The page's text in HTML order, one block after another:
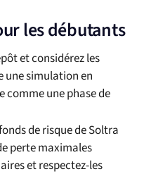
les débutants
et considérez les
une simulation en
une phase de
de risque de Soltra
perte maximales
et respectez-les